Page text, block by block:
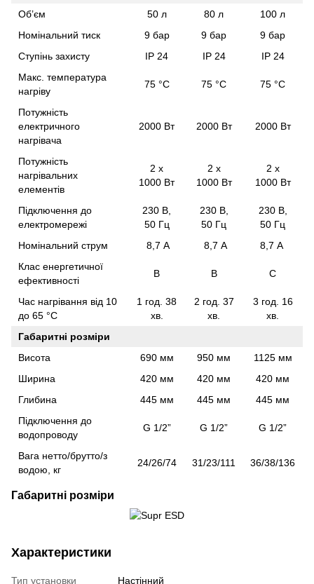
Об’єм 50 л 80 л
100 л
Номінальний тиск
9 бар 9 бар
9 бар
Ступінь захисту
IP 24 IP 24
IP 24
Макс. температура
нагріву
75 °С 75 °С 75 °С
Потужність
електричного
нагрівача
2000 Вт 2000 Вт 2000 Вт
Потужність
нагрівальних
елементів
2 х
1000 Вт
2 х
1000 Вт
2 х
1000 Вт
Підключення до
електромережі
230 В,
50 Гц
230 В,
50 Гц
230 В,
50 Гц
Номінальний струм
8,7 A 8,7 A
8,7 A
Клас енергетичної
ефективності
B B С
Час нагрівання від 10
до 65 °С
1 год. 38
хв.
2 год. 37
хв.
3 год. 16
хв.
Габаритні розміри
Висота
690 мм 950 мм
1125 мм
Ширина
420 мм 420 мм
420 мм
Глибина
445 мм 445 мм
445 мм
Підключення до
водопроводу
G 1/2” G 1/2” G 1/2”
Вага нетто/брутто/з
водою, кг
24/26/74 31/23/111 36/38/136
Габаритні розміри
Характеристики
Тип установки Настінний